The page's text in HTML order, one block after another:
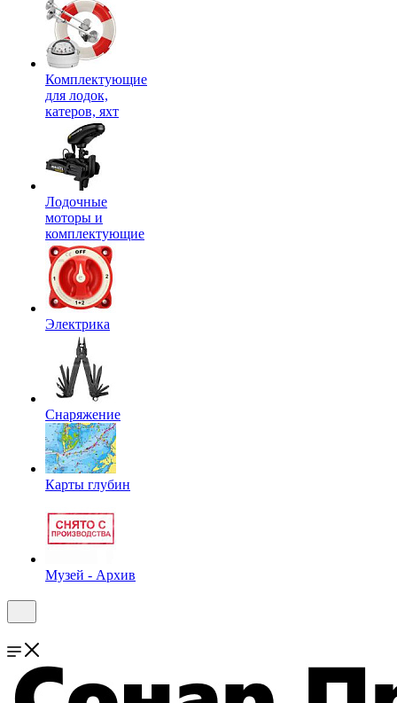
Комплектующие
для лодок,
катеров, яхт
Лодочные
моторы и
комплектующие
Электрика
Снаряжение
Карты глубин
Музей - Архив